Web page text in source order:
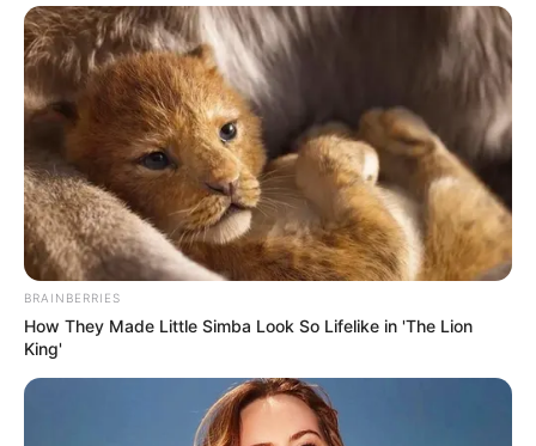
BRAINBERRIES
How They Made Little Simba Look So Lifelike in 'The Lion
King'